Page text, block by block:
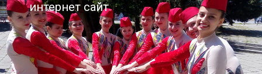
интернет сайт